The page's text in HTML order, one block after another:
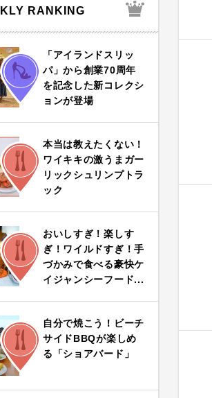
RANKING
FASHION
「アイランドスリッ
パ」から創業70周年
を記念した新コレクシ
ョンが登場
FOOD
本当は教えたくない！
ワイキキの激うまガー
リックシュリンプトラ
ック
FOOD
おいしすぎ！楽しす
ぎ！ワイルドすぎ！手
づかみで食べる豪快ケ
イジャンシーフード...
FOOD
自分で焼こう！ビーチ
サイドBBQが楽しめ
る「ショアバード」